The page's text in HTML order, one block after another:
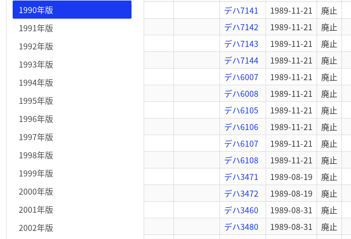
1990年版
1991年版
1992年版
1993年版
1994年版
1995年版
1996年版
1997年版
1998年版
1999年版
2000年版
2001年版
2002年版
デハ7141
1989-11-21 廃止
デハ7142
1989-11-21 廃止
デハ7143
1989-11-21 廃止
デハ7144
1989-11-21 廃止
デハ6007
1989-11-21 廃止
デハ6008
1989-11-21 廃止
デハ6105
1989-11-21 廃止
デハ6106
1989-11-21 廃止
デハ6107
1989-11-21 廃止
デハ6108
1989-11-21 廃止
デハ3471
1989-08-19
廃止
デハ3472
1989-08-19
廃止
デハ3460
1989-08-31
廃止
デハ3480
1989-08-31
廃止